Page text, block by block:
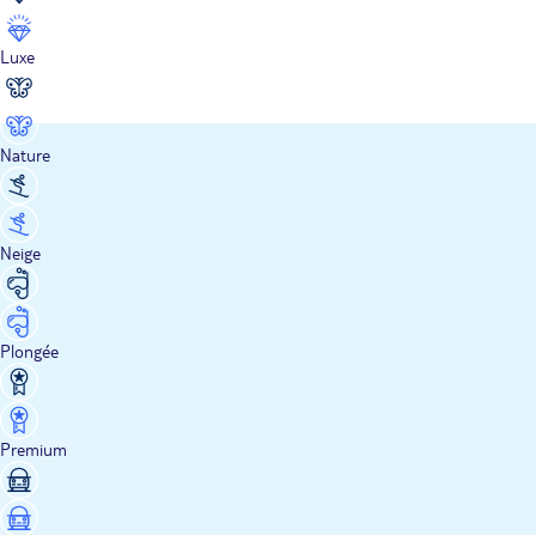
Luxe
Nature
Neige
Plongée
Premium